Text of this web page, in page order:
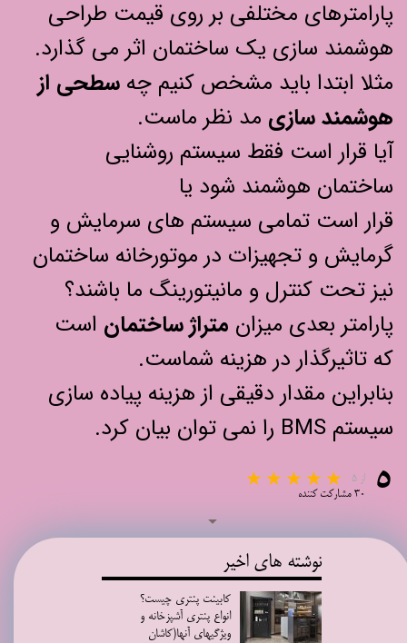
پارامترهای مختلفی بر روی قیمت طراحی
هوشمند سازی یک ساختمان اثر می گذارد.
مثلا ابتدا باید مشخص کنیم چهسطحی از
هوشمند سازی مد نظر ماست.
آیا قرار است فقط سیستم روشنایی
ساختمان هوشمند شود یا
قرار است تمامی سیستم های سرمایش و
گرمایش و تجهیزات در موتورخانه ساختمان
نیز تحت کنترل و مانیتورینگ ما باشند؟
پارامتر بعدی میزان متراژ ساختمان است
که تاثیرگذار در هزینه شماست.
بنابراین مقدار دقیقی از هزینه پیاده سازی
سیستم BMS را نمی توان بیان کرد.
۵ از ۵
۳۰ مشارکت کننده
نوشته های اخیر
کابینت پنتری چیست؟
انواع پنتری آشپزخانه و
ویژگیهای آنها(کاشان